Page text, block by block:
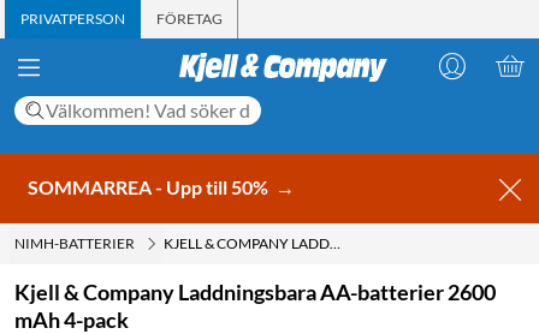
PRIVATPERSON FÖRETAG
SOMMARREA - Upp till 50% →
NIMH-BATTERIER KJELL & COMPANY LADDNINGSBARA AA-BATTERIER 2600 MAH 4-PACK
Kjell & Company Laddningsbara AA-batterier 2600
mAh 4-pack